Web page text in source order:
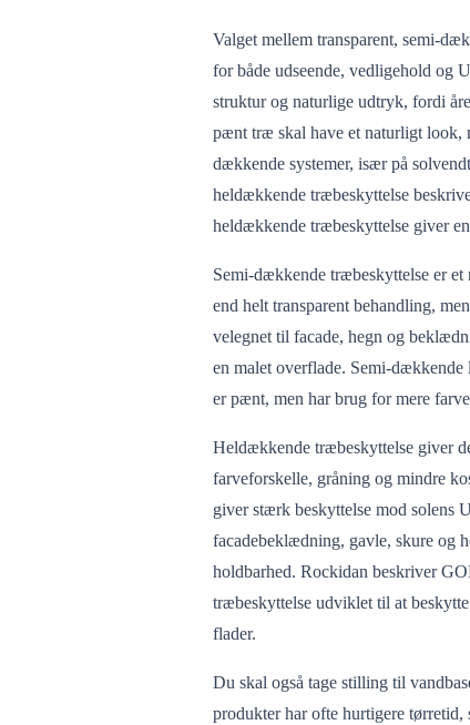
Valget mellem transparent, semi-
for både udseende, vedligehold og
struktur og naturlige udtryk, fordi
pænt træ skal have et naturligt look,
dækkende systemer, især på
heldækkende træbeskyttelse
heldækkende træbeskyttelse giver
Semi-dækkende træbeskyttelse er
end helt transparent behandling,
velegnet til facade, hegn og
en malet overflade. Semi-
er pænt, men har brug for mere
Heldækkende træbeskyttelse giver
farveforskelle, gråning og mindre
giver stærk beskyttelse mod
facadebeklædning, gavle, skure og
holdbarhed. Rockidan beskriver
træbeskyttelse udviklet til at
flader.
Du skal også tage stilling til
produkter har ofte hurtigere